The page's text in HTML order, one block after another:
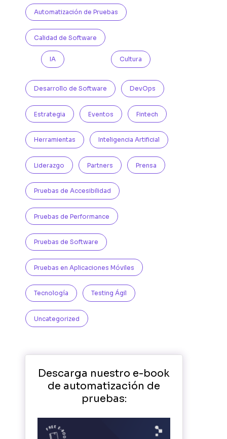
Automatización de Pruebas
Calidad de Software
IA Cultura
Desarrollo de Software DevOps
Estrategia Eventos Fintech
Herramientas Inteligencia Artificial
Liderazgo Partners Prensa
Pruebas de Accesibilidad
Pruebas de Performance
Pruebas de Software
Pruebas en Aplicaciones Móviles
Tecnología Testing Ágil
Uncategorized
Descarga nuestro e-book
de automatización de
pruebas: